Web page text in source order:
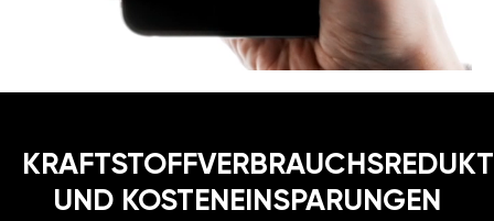
UND KOSTENEINSPARUNGEN